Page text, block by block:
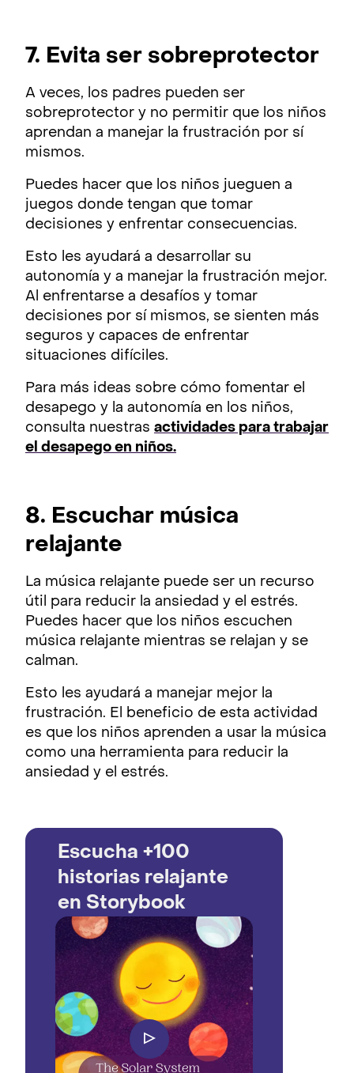
7. Evita ser sobreprotector
A veces, los padres pueden ser
sobreprotector y no permitir que los niños
aprendan a manejar la frustración por sí
mismos.
Puedes hacer que los niños jueguen a
juegos donde tengan que tomar
decisiones y enfrentar consecuencias.
Esto les ayudará a desarrollar su
autonomía y a manejar la frustración mejor.
Al enfrentarse a desafíos y tomar
decisiones por sí mismos, se sienten más
seguros y capaces de enfrentar
situaciones difíciles.
Para más ideas sobre cómo fomentar el
desapego y la autonomía en los niños,
consulta nuestras actividades para trabajar
el desapego en niños.
8. Escuchar música
relajante
La música relajante puede ser un recurso
útil para reducir la ansiedad y el estrés.
Puedes hacer que los niños escuchen
música relajante mientras se relajan y se
calman.
Esto les ayudará a manejar mejor la
frustración. El beneficio de esta actividad
es que los niños aprenden a usar la música
como una herramienta para reducir la
ansiedad y el estrés.
Escucha +100
historias relajante
en Storybook
▷